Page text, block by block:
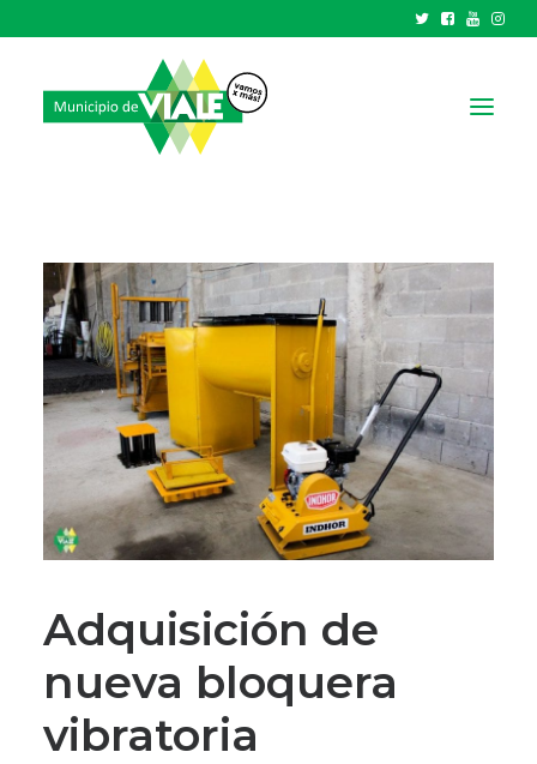
GOBIERNO
HCD
TRÁMITES Y SERVICIOS
CIUDAD
PARQUE INDUSTRIAL
RECAUDACIONES
Adquisición de
nueva bloquera
vibratoria